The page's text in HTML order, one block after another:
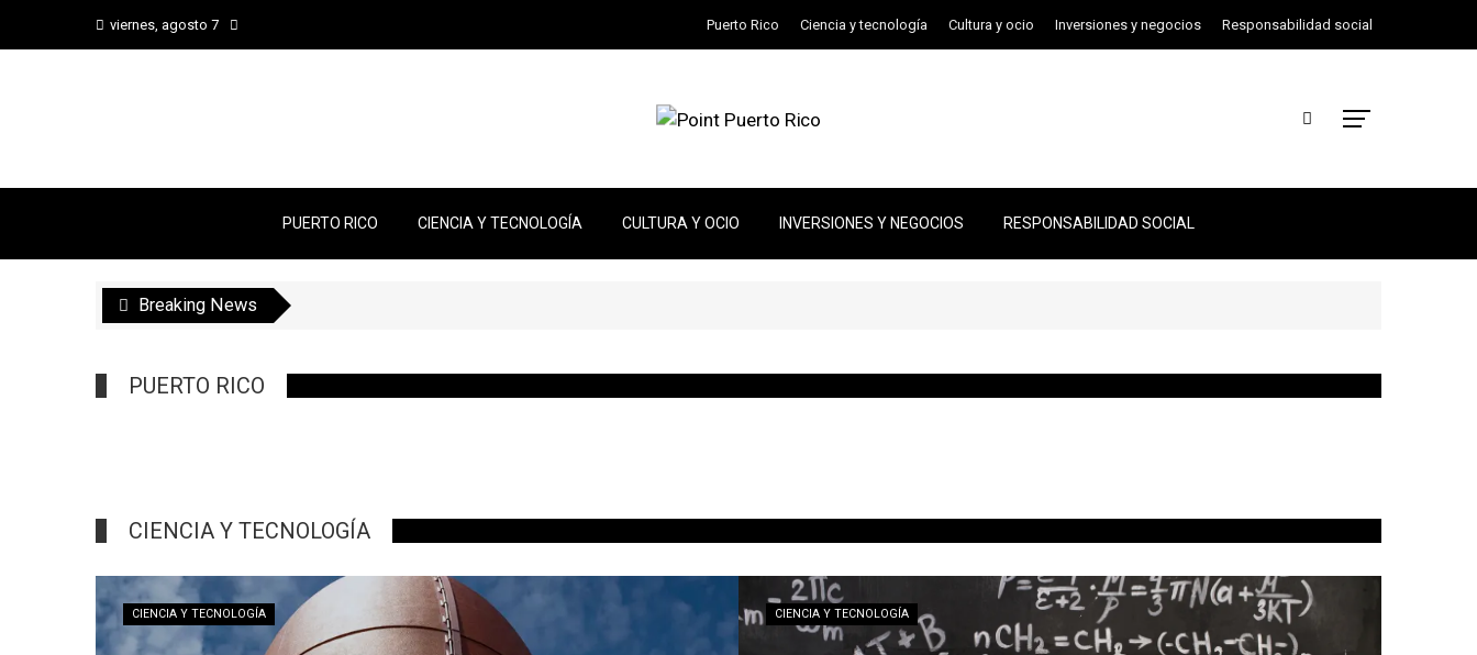
viernes, agosto 7 Puerto Rico Ciencia y tecnología Cultura y ocio Inversiones y negocios Responsabilidad social
PUERTO RICO CIENCIA Y TECNOLOGÍA CULTURA Y OCIO INVERSIONES Y NEGOCIOS RESPONSABILIDAD SOCIAL
Breaking News
PUERTO RICO
CIENCIA Y TECNOLOGÍA
CIENCIA Y TECNOLOGÍA CIENCIA Y TECNOLOGÍA